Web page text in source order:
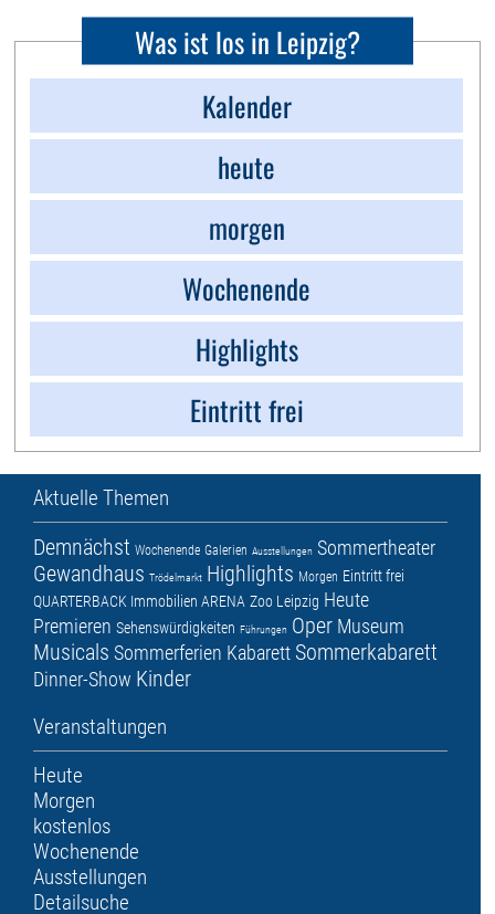
Was ist los in Leipzig?
Kalender
heute
morgen
Wochenende
Highlights
Eintritt frei
Aktuelle Themen
Demnächst Wochenende Galerien Ausstellungen Sommertheater
Gewandhaus Trödelmarkt Highlights Morgen Eintritt frei
QUARTERBACK Immobilien ARENA Zoo Leipzig Heute
Premieren Sehenswürdigkeiten Führungen Oper Museum
Musicals Sommerferien Kabarett Sommerkabarett
Dinner-Show Kinder
Veranstaltungen
Heute
Morgen
kostenlos
Wochenende
Ausstellungen
Detailsuche